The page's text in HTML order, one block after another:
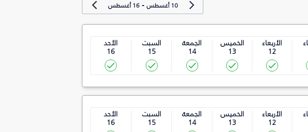
10 أغسطس -16 أغسطس
الأربعاء
12
الخميس
13
الجمعة
14
السبت
15
الأحد
16
الأربعاء
12
الخميس
13
الجمعة
14
السبت
15
الأحد
16